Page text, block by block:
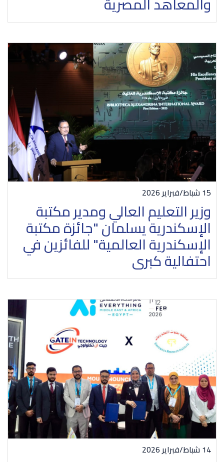
15 شباط/فبراير 2026
وزير التعليم العالي ومدير مكتبة
الإسكندرية يسلمان "جائزة مكتبة
الإسكندرية العالمية" للفائزين في
احتفالية كبرى
14 شباط/فبراير 2026